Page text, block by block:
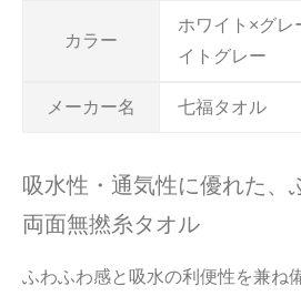
カラー
ホワイト×グレ
イトグレー
メーカー名 七福タオル
吸水性・通気性に優れた、
両面無撚糸タオル
ふわふわ感と吸水の利便性を兼ね